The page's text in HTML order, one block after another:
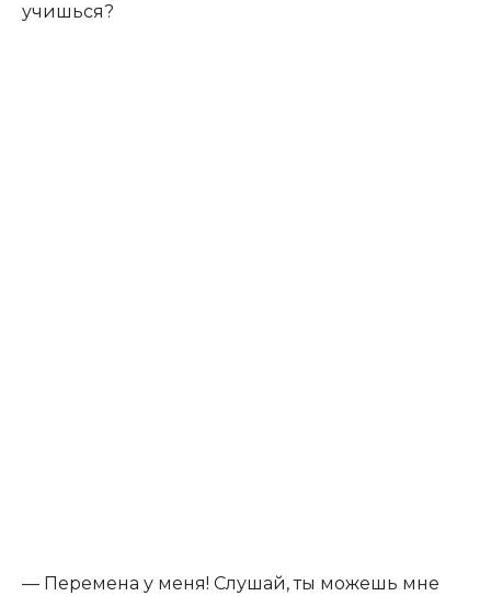
учишься?
— Перемена у меня! Слушай, ты можешь мне